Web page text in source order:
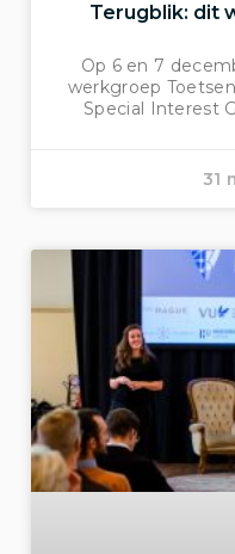
Terugblik: dit
Op 6 en 7
werkgroep
Special Interest
31